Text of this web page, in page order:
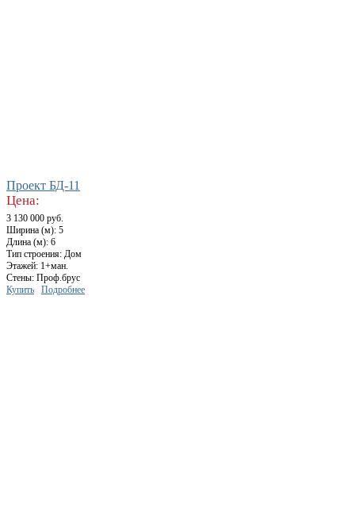
Проект БД-11
Цена:
3 130 000 руб.
Ширина (м): 5
Длина (м): 6
Тип строения: Дом
Этажей: 1+ман.
Стены: Проф.брус
Купить
Подробнее